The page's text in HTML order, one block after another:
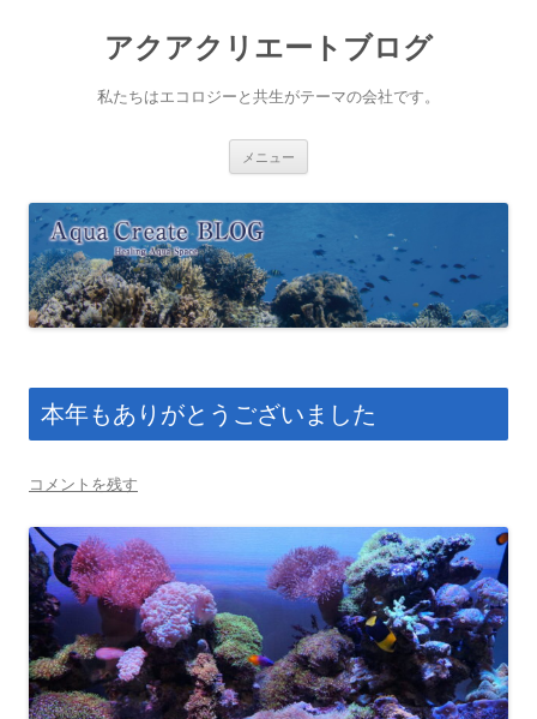
アクアクリエートブログ
私たちはエコロジーと共生がテーマの会社です。
メニュー
ン
へ
ス
キ
ッ
プ
本年もありがとうございました
コメントを残す